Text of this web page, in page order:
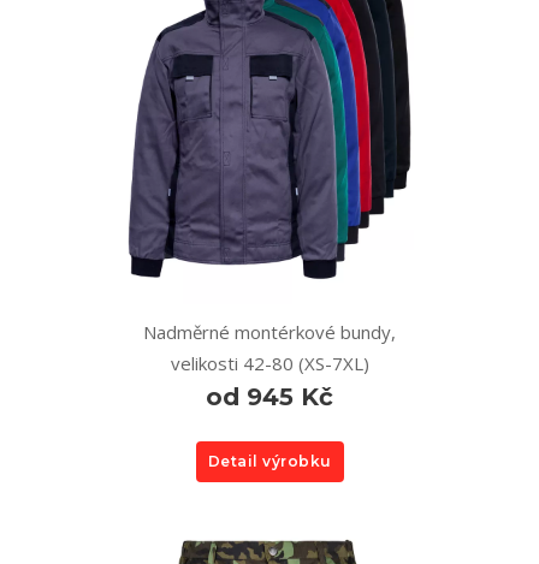
Nadměrné montérkové bundy,
velikosti 42-80 (XS-7XL)
od 945 Kč
Detail výrobku